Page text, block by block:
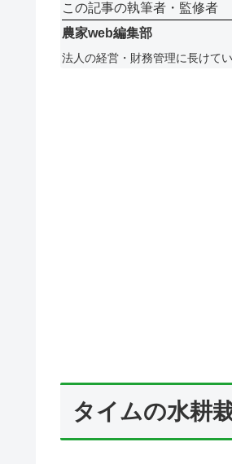
この記事の執筆者・監修者
農家web編集部
法人の経営・財務管理に長けて
タイムの水耕